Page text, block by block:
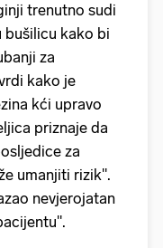
trenutno sudi
bušilicu kako bi
za
kako je
kći upravo
priznaje da
za
umanjiti rizik".
nevjerojatan